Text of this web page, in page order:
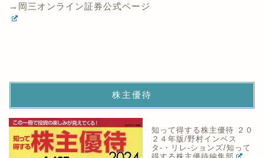
→岡三オンライン証券公式ページ
株主優待
知って得する株主優待 ２０
２４年版/野村インベス
タ-・リレ-ションズ/知って